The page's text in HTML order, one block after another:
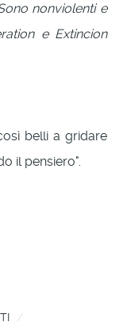
nonviolenti e
e Extincion
belli a gridare
il pensiero".